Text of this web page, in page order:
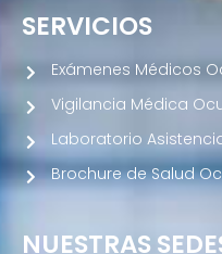
NUESTRAS
SERVICIOS
Exámenes Médicos
Vigilancia Médica
Laboratorio
Brochure de Salud